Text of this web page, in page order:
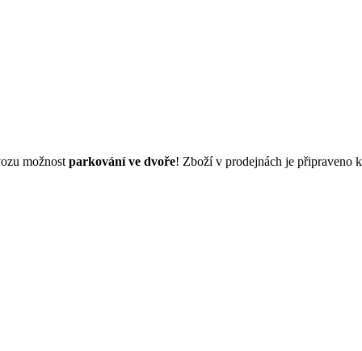
možnost parkování ve dvoře! Zboží v prodejnách je připraveno